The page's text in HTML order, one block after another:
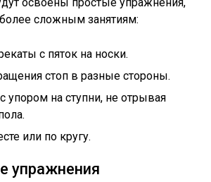
сложным занятиям:
с пяток на носки.
стоп в разные стороны.
упором на ступни, не отрывая
или по кругу.
упражнения